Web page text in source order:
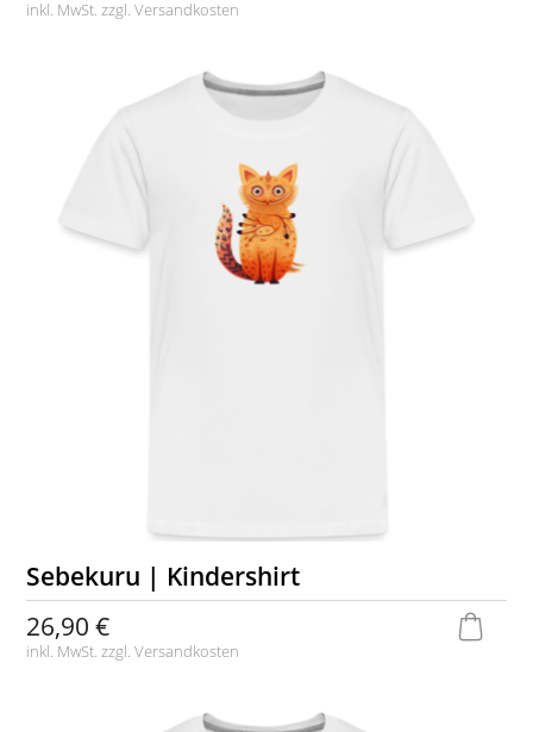
inkl. MwSt. zzgl.Versandkosten
Sebekuru | Kindershirt
26,90 €
inkl. MwSt. zzgl.Versandkosten